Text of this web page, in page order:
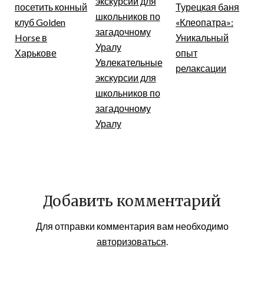
посетить конный
клуб Golden
Horse в
Харькове
Увлекательные
экскурсии для
школьников по
загадочному
Уралу
Турецкая баня
«Клеопатра»:
Уникальный
опыт
релаксации
Добавить комментарий
Для отправки комментария вам необходимо
авторизоваться